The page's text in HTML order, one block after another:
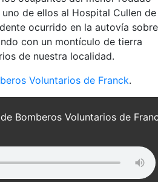
de ellos al Hospital Cullen de
ocurrido en la autovía
con un montículo de tierra
de nuestra localidad.
Voluntarios de Franck.
Bomberos Voluntarios de